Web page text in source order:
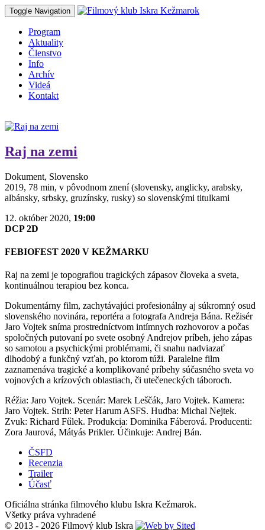
Toggle Navigation
Program
Aktuality
Členstvo
Info
Archív
Videá
Kontakt
Raj na zemi
Dokument, Slovensko
2019, 78 min, v pôvodnom znení (slovensky, anglicky, arabsky,
albánsky, srbsky, gruzínsky, rusky) so slovenskými titulkami
12. október 2020, 19:00
DCP 2D
FEBIOFEST 2020 V KEŽMARKU
Raj na zemi je topografiou tragických zápasov človeka a sveta,
kontinuálnou terapiou bez konca.
Dokumentárny film, zachytávajúci profesionálny aj súkromný osud
slovenského novinára, reportéra a fotografa Andreja Bána. Režisér
Jaro Vojtek sníma prostredníctvom intímnych rozhovorov a počas
spoločných putovaní po svete osobný Andrejov príbeh, jeho zápas
so samotou a psychickými problémami, či snahu nadviazať
dlhodobý a funkčný vzťah, po ktorom túži. Paralelne film
zaznamenáva tragické a komplikované príbehy súčasného sveta vo
vojnových a krízových oblastiach, či utečeneckých táboroch.
Réžia: Jaro Vojtek. Scenár: Marek Leščák, Jaro Vojtek. Kamera:
Jaro Vojtek. Strih: Peter Harum ASFS. Hudba: Michal Nejtek.
Zvuk: Richard Fűlek. Produkcia: Dominika Fáberová. Producenti:
Zora Jaurová, Mátyás Prikler. Účinkuje: Andrej Bán.
ČSFD
Recenzia
Trailer
Účasť
Oficiálna stránka filmového klubu Iskra Kežmarok.
Všetky práva vyhradené
© 2013 - 2026 Filmový klub Iskra